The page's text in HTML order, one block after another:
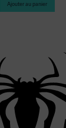
Ajouter au panier